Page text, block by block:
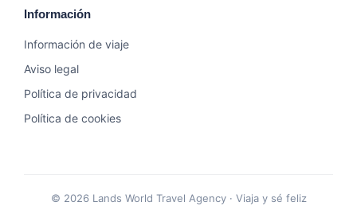
Información
Información de viaje
Aviso legal
Política de privacidad
Política de cookies
© 2026 Lands World Travel Agency · Viaja y sé feliz